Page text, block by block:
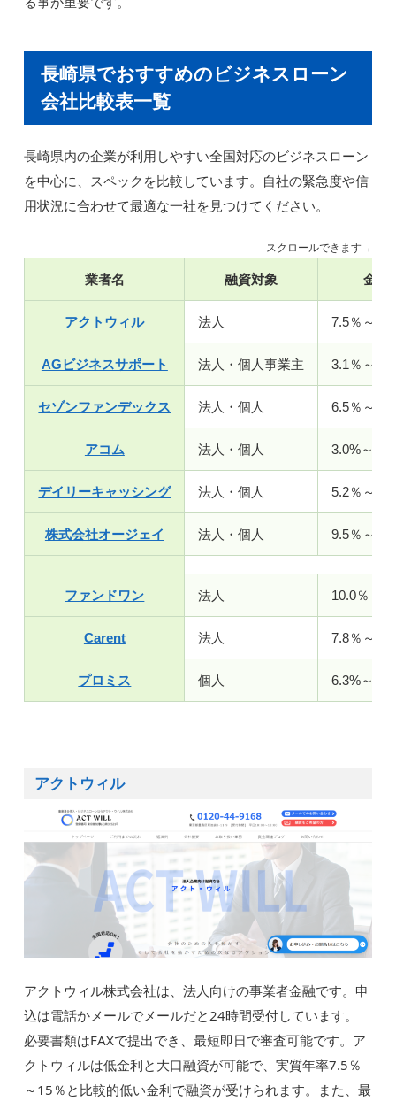
長崎県でおすすめのビジネスローン
会社比較表一覧
長崎県内の企業が利用しやすい全国対応のビジネスローン
を中心に、スペックを比較しています。自社の緊急度や信
用状況に合わせて最適な一社を見つけてください。
スクロールできます→
業者名 融資対象 金利
アクトウィル 法人 7.5％～15
AGビジネスサポート 法人・個人事業主 3.1％～18
セゾンファンデックス 法人・個人 6.5％～
アコム 法人・個人 3.0%～
デイリーキャッシング 法人・個人 5.2％～18
株式会社オージェイ 法人・個人 9.5％～18
ファンドワン 法人 10.0％～
Carent 法人 7.8％～15
プロミス 個人 6.3%～
アクトウィル
アクトウィル株式会社は、法人向けの事業者金融です。申
込は電話かメールでメールだと24時間受付しています。
必要書類はFAXで提出でき、最短即日で審査可能です。ア
クトウィルは低金利と大口融資が可能で、実質年率7.5％
～15％と比較的低い金利で融資が受けられます。また、最